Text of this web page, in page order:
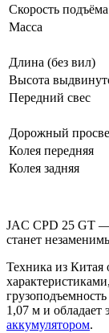
Скорость
Масса
Длина (без вил)
Высота
Передний свес
Дорожный
Колея передняя
Колея задняя
JAC CPD 25 GT —
станет
Техника из Китая
1,07 м и обладает
аккумулятором.